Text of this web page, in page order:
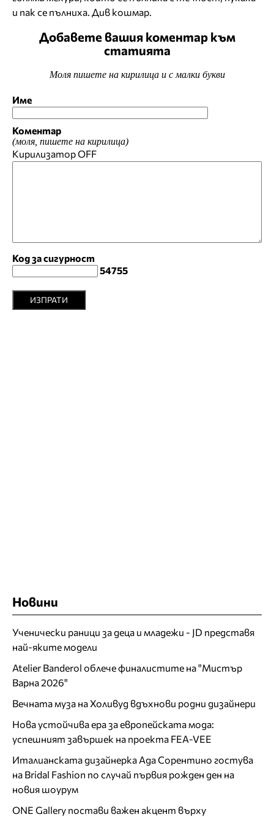
и пак се пълниха. Див кошмар.
Добавете вашия коментар към
статията
Моля пишете на кирилица и с малки букви
Име
Коментар
(моля, пишете на кирилица)
КирилизаторOFF
Код за сигурност
54755
ИЗПРАТИ
Новини
Ученически раници за деца и младежи - JD представя
най-яките модели
Atelier Banderol облече финалистите на "Мистър
Варна 2026"
Вечната муза на Холивуд вдъхнови родни дизайнери
Нова устойчива ера за европейската мода:
успешният завършек на проекта FEA-VEE
Италианската дизайнерка Ада Сорентино гостува
на Bridal Fashion по случай първия рожден ден на
новия шоурум
ONE Gallery постави важен акцент върху